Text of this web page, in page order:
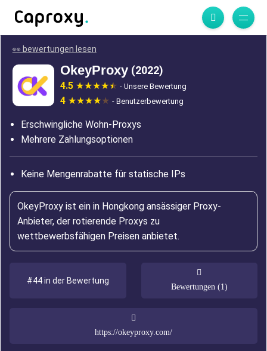
👀 bewertungen lesen
OkeyProxy (2022)
4.5 - Unsere Bewertung
4 - Benutzerbewertung
Erschwingliche Wohn-Proxys
Mehrere Zahlungsoptionen
Keine Mengenrabatte für statische IPs
OkeyProxy ist ein in Hongkong ansässiger Proxy-
Anbieter, der rotierende Proxys zu
wettbewerbsfähigen Preisen anbietet.
#44 in der Bewertung
Bewertungen (1)
https://okeyproxy.com/